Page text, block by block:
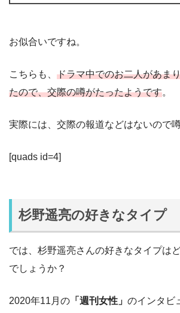
お似合いですね。
こちらも、 ドラマ中でのお二人があま
たので、交際の噂がたったようです。
実際には、交際の報道などはないので
[quads id=4]
杉野遥亮の好きなタイプ
では、杉野遥亮さんの好きなタイプは
でしょうか？
2020年11月の 「週刊女性」 のインタビ